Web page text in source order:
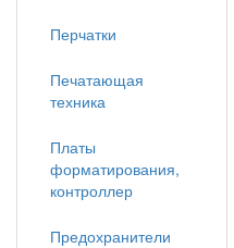
Перчатки
Печатающая
техника
Платы
форматирования,
контроллер
Предохранители